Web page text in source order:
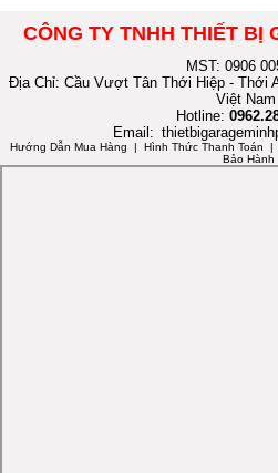
CÔNG TY TNHH THIẾT BỊ
MST: 0906
Địa Chỉ: Cầu Vượt Tân Thới Hiệp - Thới
Việt Nam
Hotline:
Email:
Hướng Dẫn Mua Hàng | Hình Thức Thanh Toán |
Bảo Hành